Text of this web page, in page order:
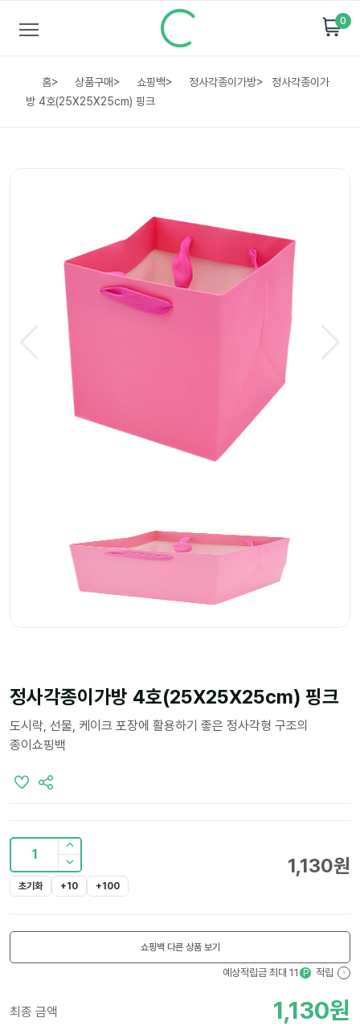
0
홈> 상품구매> 쇼핑백> 정사각종이가방>
정사각종이가
방 4호(25X25X25cm) 핑크
정사각종이가방 4호(25X25X25cm) 핑크
도시락, 선물, 케이크 포장에 활용하기 좋은 정사각형 구조의
종이쇼핑백
1
초기화 +10 +100
1,130원
쇼핑백 다른 상품 보기
예상적립금 최대 11 P 적립 ?
최종 금액 1,130원